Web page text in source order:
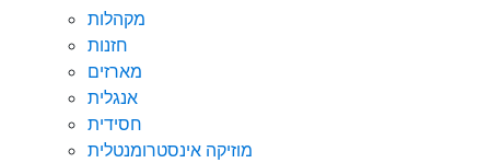
מקהלות
חזנות
מארזים
אנגלית
חסידית
מוזיקה אינסטרומנטלית